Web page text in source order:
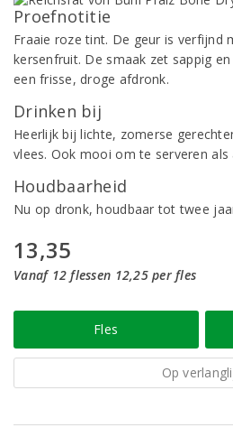
Proefnotitie
Fraaie roze tint. De geur is verfijnd
kersenfruit. De smaak zet sappig
een frisse, droge afdronk.
Drinken bij
Heerlijk bij lichte, zomerse
vlees. Ook mooi om te serveren als
Houdbaarheid
Nu op dronk, houdbaar tot twee
13,35
Vanaf 12 flessen 12,25 per fles
Fles
Op